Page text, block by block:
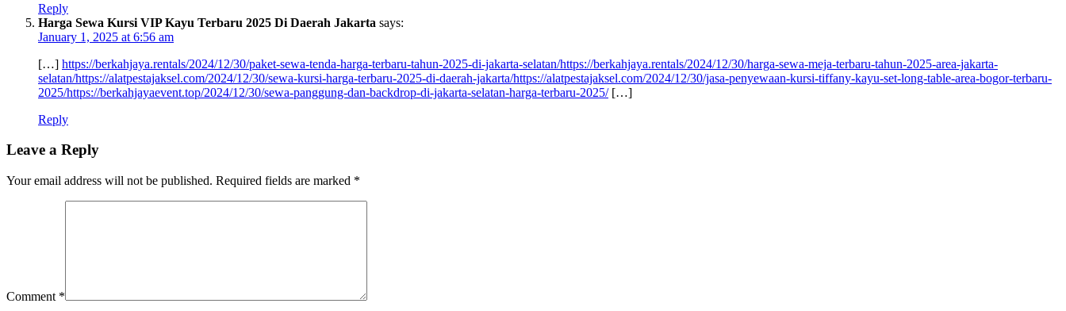
Reply
Harga Sewa Kursi VIP Kayu Terbaru 2025 Di Daerah Jakarta says:
January 1, 2025 at 6:56 am
[…] https://berkahjaya.rentals/2024/12/30/paket-sewa-tenda-harga-terbaru-tahun-2025-di-jakarta-selatan/https://berkahjaya.rentals/2024/12/30/harga-sewa-meja-terbaru-tahun-2025-area-jakarta-
selatan/https://alatpestajaksel.com/2024/12/30/sewa-kursi-harga-terbaru-2025-di-daerah-jakarta/https://alatpestajaksel.com/2024/12/30/jasa-penyewaan-kursi-tiffany-kayu-set-long-table-area-bogor-terbaru-
2025/https://berkahjayaevent.top/2024/12/30/sewa-panggung-dan-backdrop-di-jakarta-selatan-harga-terbaru-2025/[…]
Reply
Leave a Reply
Your email address will not be published. Required fields are marked *
Comment *